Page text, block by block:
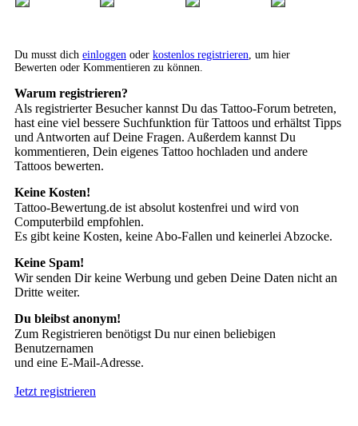
Du musst dich einloggen oder kostenlos registrieren , um hier
Bewerten oder Kommentieren zu können.
Warum registrieren?
Als registrierter Besucher kannst Du das Tattoo-Forum betreten,
hast eine viel bessere Suchfunktion für Tattoos und erhältst Tipps
und Antworten auf Deine Fragen. Außerdem kannst Du
kommentieren, Dein eigenes Tattoo hochladen und andere
Tattoos bewerten.
Keine Kosten!
Tattoo-Bewertung.de ist absolut kostenfrei und wird von
Computerbild empfohlen.
Es gibt keine Kosten, keine Abo-Fallen und keinerlei Abzocke.
Keine Spam!
Wir senden Dir keine Werbung und geben Deine Daten nicht an
Dritte weiter.
Du bleibst anonym!
Zum Registrieren benötigst Du nur einen beliebigen
Benutzernamen
und eine E-Mail-Adresse.
Jetzt registrieren